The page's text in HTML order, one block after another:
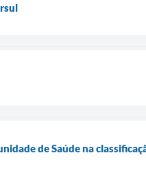
de Saúde na